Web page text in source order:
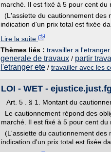
marché. Il est fixé à 5 pour cent du
(L'assiette du cautionnement des
indication d'un prix total est fixée
Lire la suite
Thèmes liés : travailler a
generale de travaux / partir
l'etranger ete / travailler avec les
LOI - WET -
Art. 5 . § 1. Montant du
Le cautionnement répond des
marché. Il est fixé à 5 pour cent du
(L'assiette du cautionnement des
indication d'un prix total est fixée